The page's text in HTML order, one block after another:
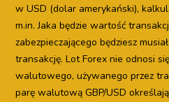
w USD (dolar amerykański),
m.in. Jaka będzie wartość
zabezpieczającego będziesz
transakcję. Lot Forex nie odnosi
walutowego, używanego przez
parę walutową GBP/USD